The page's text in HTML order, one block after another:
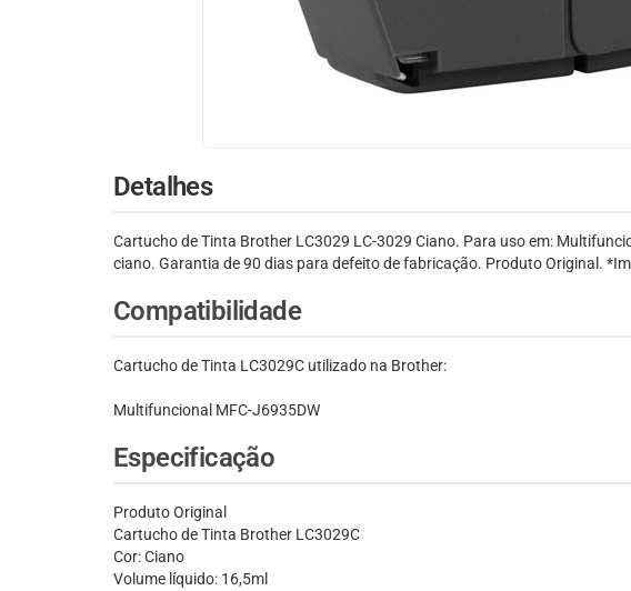
Detalhes
Cartucho de Tinta Brother LC3029 LC-3029 Ciano. Para uso em:
ciano. Garantia de 90 dias para defeito de fabricação. Produto Original.
Compatibilidade
Cartucho de Tinta LC3029C utilizado na Brother:
Multifuncional MFC-J6935DW
Especificação
Produto Original
Cartucho de Tinta Brother LC3029C
Cor: Ciano
Volume líquido: 16,5ml